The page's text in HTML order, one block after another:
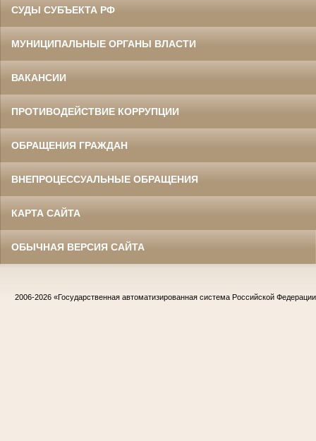
СУДЫ СУБЪЕКТА РФ
МУНИЦИПАЛЬНЫЕ ОРГАНЫ ВЛАСТИ
ВАКАНСИИ
ПРОТИВОДЕЙСТВИЕ КОРРУПЦИИ
ОБРАЩЕНИЯ ГРАЖДАН
ВНЕПРОЦЕССУАЛЬНЫЕ ОБРАЩЕНИЯ
КАРТА САЙТА
ОБЫЧНАЯ ВЕРСИЯ САЙТА
2006-2026 «Государственная автоматизированная система Российской